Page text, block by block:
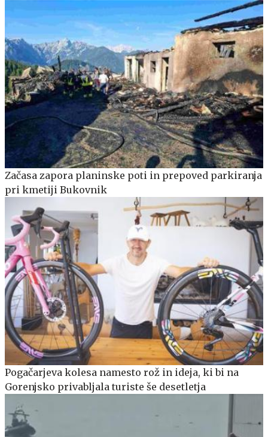
Začasa zapora planinske poti in prepoved parkiranja
pri kmetiji Bukovnik
Pogačarjeva kolesa namesto rož in ideja, ki bi na
Gorenjsko privabljala turiste še desetletja